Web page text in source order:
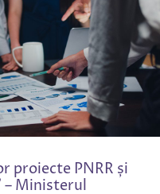
proiecte PNRR și
– Ministerul